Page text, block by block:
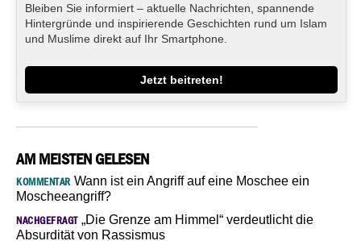
Bleiben Sie informiert – aktuelle Nachrichten, spannende
Hintergründe und inspirierende Geschichten rund um Islam
und Muslime direkt auf Ihr Smartphone.
Jetzt beitreten!
AM MEISTEN GELESEN
KOMMENTAR Wann ist ein Angriff auf eine Moschee ein
Moscheeangriff?
NACHGEFRAGT„Die Grenze am Himmel“ verdeutlicht die
Absurdität von Rassismus